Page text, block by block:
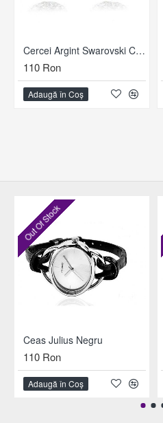
Cercei Argint Swarovski Cristal
110 Ron
Adaugă în Coş
Out Of Stock
Ceas Julius Negru
110 Ron
Adaugă în Coş